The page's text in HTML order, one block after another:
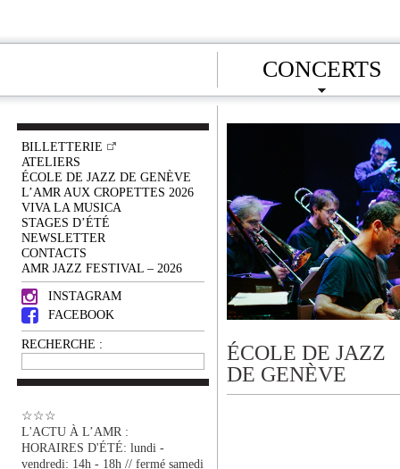
CONCERTS
BILLETTERIE
ATELIERS
ÉCOLE DE JAZZ DE GENÈVE
L’AMR AUX CROPETTES 2026
VIVA LA MUSICA
STAGES D’ÉTÉ
NEWSLETTER
CONTACTS
AMR JAZZ FESTIVAL – 2026
INSTAGRAM
FACEBOOK
RECHERCHE :
☆☆☆
L'ACTU À L’AMR :
HORAIRES D'ÉTÉ: lundi -
vendredi: 14h - 18h // fermé samedi
ÉCOLE DE JAZZ
DE GENÈVE